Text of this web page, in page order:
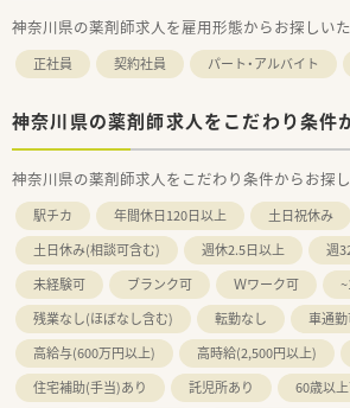
神奈川県の薬剤師求人を雇用形態からお探しいた
正社員 契約社員 パート・アルバイト
神奈川県の薬剤師求人をこだわり条件
神奈川県の薬剤師求人をこだわり条件からお探し
駅チカ 年間休日120日以上
土日祝休み
土日休み(相談可含む)
週休2.5日以上 週
未経験可
ブランク可 Ｗワーク可
残業なし(ほぼなし含む)
転勤なし
車通
高給与(600万円以上)
高時給(2,500円以上)
住宅補助(手当)あり
託児所あり 60歳以